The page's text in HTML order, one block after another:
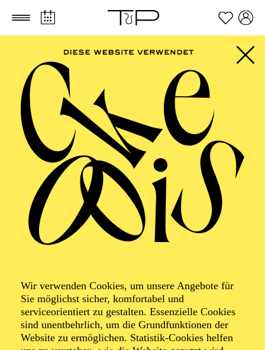
Zum Hauptinhalt springen Zum Footer springen
Wir verwenden Cookies, um unsere Angebote für
Sie möglichst sicher, komfortabel und
serviceorientiert zu gestalten. Essenzielle Cookies
sind unentbehrlich, um die Grundfunktionen der
Website zu ermöglichen. Statistik-Cookies helfen
FILTER
Im Anschluss an die Vorstellung findet ein Nachgespräch in
57,00 42,00
Abo 10: Sonntagnachmittag
FEBRUAR 2027
AALTO MUSIKTHEATER
AALTO BALLETT ESSEN
Mittwoch
03.02.2027
Aalto-Cafeteria
AALTO LABS
JUGENDTREFFS IM AALTO-THEATER
Für Kinder und Jugendliche von 10 bis 13 Jahren